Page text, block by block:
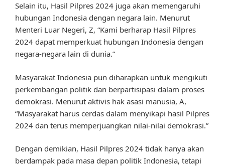
Selain itu, Hasil Pilpres 2024 juga akan memengaruhi
hubungan Indonesia dengan negara lain. Menurut
Menteri Luar Negeri, Z, “Kami berharap Hasil Pilpres
2024 dapat memperkuat hubungan Indonesia dengan
negara-negara lain di dunia.”
Masyarakat Indonesia pun diharapkan untuk mengikuti
perkembangan politik dan berpartisipasi dalam proses
demokrasi. Menurut aktivis hak asasi manusia, A,
“Masyarakat harus cerdas dalam menyikapi hasil Pilpres
2024 dan terus memperjuangkan nilai-nilai demokrasi.”
Dengan demikian, Hasil Pilpres 2024 tidak hanya akan
berdampak pada masa depan politik Indonesia, tetapi